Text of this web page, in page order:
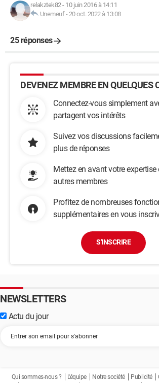
relakztek82- 10 juin 2016 à 14:11
Unemeuf-20 oct. 2022 à 13:08
25 réponses
DEVENEZ MEMBRE EN QUELQUES
Connectez-vous simplement
partagent vos intérêts
Suivez vos discussions
plus de réponses
Mettez en avant votre expertise
autres membres
Profitez de nombreuses
supplémentaires en vous
S'INSCRIRE
NEWSLETTERS
Actu du jour
Qui sommes-nous ? L'équipe Notre société Publicité